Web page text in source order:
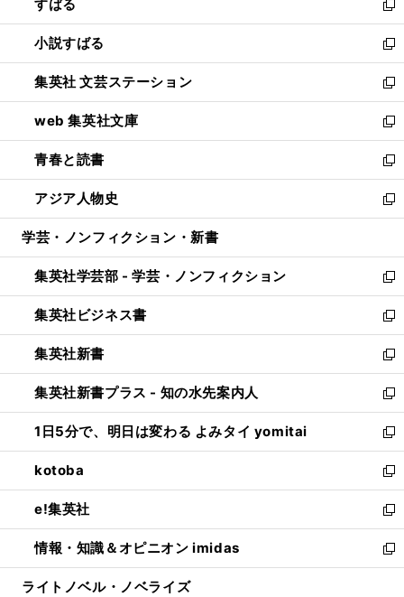
く
で
開
く
ド
ウ
で
開
く
すばる
新
し
い
ウ
ィ
ン
ド
ウ
で
開
く
小説すばる
新
し
い
ウ
ィ
ン
ド
ウ
で
開
集英社 文芸ステーション
新
し
い
ウ
ィ
ン
ド
ウ
開
く
web 集英社文庫
新
し
い
ウ
ィ
ン
ウ
で
開
く
青春と読書
新
し
い
ウ
ン
ド
ウ
で
開
く
アジア人物史
新
し
ウ
ィ
ン
ド
ウ
で
開
く
学芸・ノンフィクション・新書
集英社学芸部 - 学芸・ノンフィクション
新
し
い
ウ
ィ
ン
ド
ウ
で
開
く
集英社ビジネス書
新
し
い
ウ
ィ
ン
ド
ウ
で
開
く
集英社新書
新
し
い
ウ
ィ
ン
ド
ウ
で
開
く
集英社新書プラス - 知の水先案内人
新
し
い
ウ
ィ
ン
ド
ウ
で
開
1日5分で、明日は変わる よみタイ yomitai
新
し
い
ウ
ィ
ン
ド
ウ
kotoba
新
し
い
ウ
ィ
ン
e!集英社
新
し
い
ウ
情報・知識＆オピニオン imidas
新
し
ライトノベル・ノベライズ